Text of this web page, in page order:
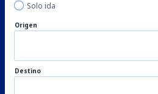
Solo ida
Origen
Destino